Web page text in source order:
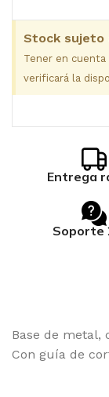
Stock sujeto
Tener en cuenta
verificará la
Entrega
Soporte
Base de metal,
Con guía de